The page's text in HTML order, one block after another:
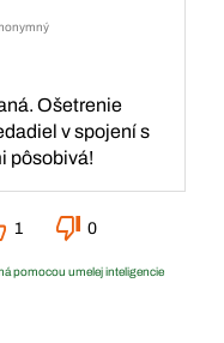
Ošetrenie
v spojení s
pôsobivá!
1 0
pomocou umelej inteligencie